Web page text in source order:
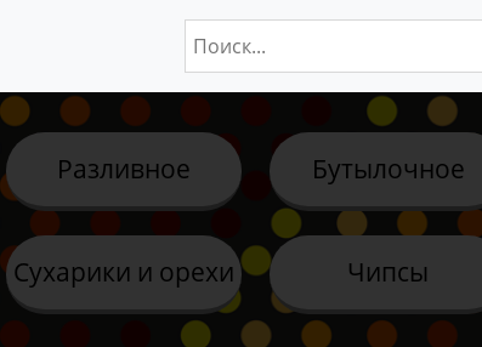
Разливное Бутылочное
Сухарики и орехи Чипсы